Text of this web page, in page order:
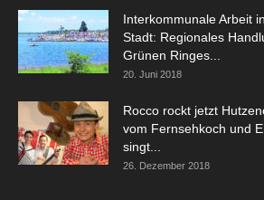
Interkommunale Arbeit
Stadt: Regionales
Grünen Ringes...
20. Juni 2018
Rocco rockt jetzt
vom Fernsehkoch und
singt...
26. Dezember 2018